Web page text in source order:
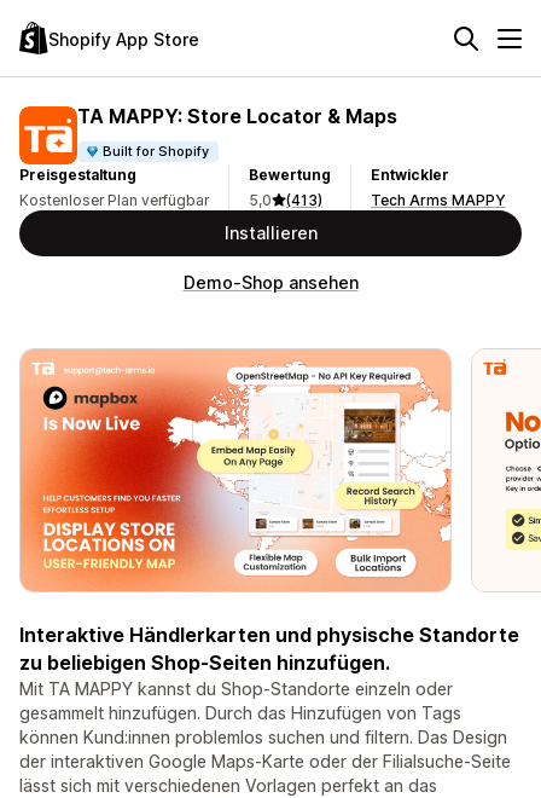
Shopify App Store
TA MAPPY: Store Locator & Maps
Built for Shopify
Preisgestaltung
Kostenloser Plan verfügbar
Bewertung
5,0
(413)
Entwickler
Tech Arms MAPPY
Installieren
Demo-Shop ansehen
Interaktive Händlerkarten und physische Standorte
zu beliebigen Shop-Seiten hinzufügen.
Mit TA MAPPY kannst du Shop-Standorte einzeln oder
gesammelt hinzufügen. Durch das Hinzufügen von Tags
können Kund:innen problemlos suchen und filtern. Das Design
der interaktiven Google Maps-Karte oder der Filialsuche-Seite
lässt sich mit verschiedenen Vorlagen perfekt an das